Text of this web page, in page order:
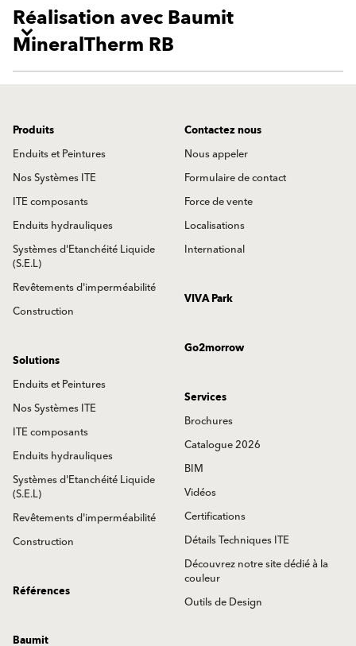
Réalisation avec Baumit
MineralTherm RB
Produits
Enduits et Peintures
Nos Systèmes ITE
ITE composants
Enduits hydrauliques
Systèmes d'Etanchéité Liquide
(S.E.L)
Revêtements d'imperméabilité
Construction
Contactez nous
Nous appeler
Formulaire de contact
Force de vente
Localisations
International
VIVA Park
Go2morrow
Solutions
Enduits et Peintures
Nos Systèmes ITE
ITE composants
Enduits hydrauliques
Systèmes d'Etanchéité Liquide
(S.E.L)
Revêtements d'imperméabilité
Construction
Services
Brochures
Catalogue 2026
BIM
Vidéos
Certifications
Détails Techniques ITE
Découvrez notre site dédié à la
couleur
Outils de Design
Références
Baumit